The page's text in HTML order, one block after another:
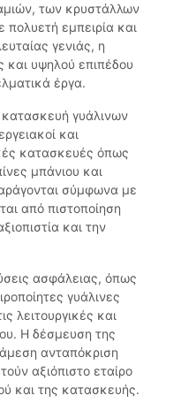
των κρυστάλλων
εμπειρία και
γενιάς, η
και υψηλού επιπέδου
έργα.
κατασκευή γυάλινων
και
κατασκευές όπως
μπάνιου και
σύμφωνα με
από πιστοποίηση
και την
ασφάλειας, όπως
γυάλινες
λειτουργικές και
Η δέσμευση της
ανταπόκριση
αξιόπιστο εταίρο
και της κατασκευής.